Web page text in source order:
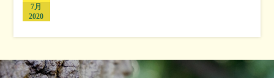
7月
2020